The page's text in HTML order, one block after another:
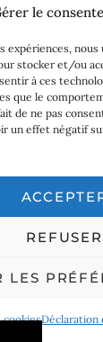
le
expériences,
stocker et/ou
à ces
que le
de ne pas
un effet négatif
REFUSER
LES
cookiesDéclaration